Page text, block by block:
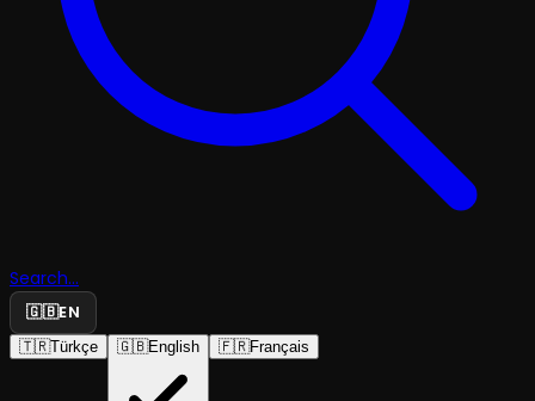
Search...
🇬🇧EN
🇹🇷Türkçe 🇬🇧English 🇫🇷Français